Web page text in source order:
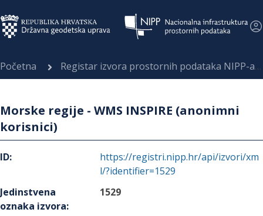
Početna Registar izvora prostornih podataka NIPP-a
Morske regije - WMS INSPIRE (anonimni
korisnici)
ID:
https://registri.nipp.hr/api/izvori/xm
l/?identifier=1529
Jedinstvena
oznaka izvora:
1529